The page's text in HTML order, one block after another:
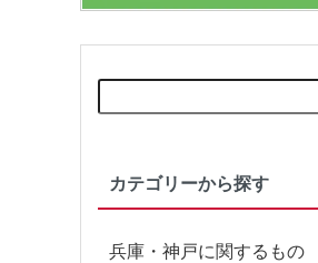
カテゴリーから探す
兵庫・神戸に関するもの